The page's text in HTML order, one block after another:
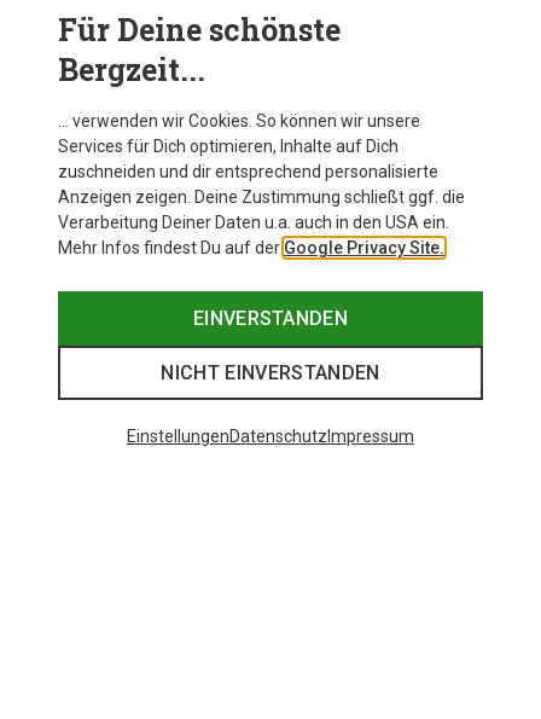
Herren-Daunenjacke lieber zu dunkleren Farbvarianten.
Für Deine schönste
Bergzeit...
… verwenden wir Cookies. So können wir unsere
Services für Dich optimieren, Inhalte auf Dich
zuschneiden und dir entsprechend personalisierte
Anzeigen zeigen. Deine Zustimmung schließt ggf. die
Verarbeitung Deiner Daten u.a. auch in den USA ein.
Mehr Infos findest Du auf der Google Privacy Site.
EINVERSTANDEN
NICHT EINVERSTANDEN
EinstellungenDatenschutz Impressum